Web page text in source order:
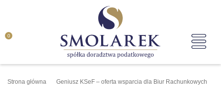
0
Strona główna Geniusz KSeF – oferta wsparcia dla Biur Rachunkowych